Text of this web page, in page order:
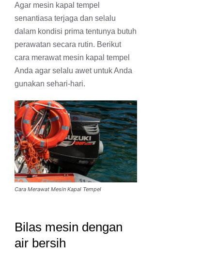
Agar mesin kapal tempel
senantiasa terjaga dan selalu
dalam kondisi prima tentunya butuh
perawatan secara rutin. Berikut
cara merawat mesin kapal tempel
Anda agar selalu awet untuk Anda
gunakan sehari-hari.
Cara Merawat Mesin Kapal Tempel
Bilas mesin dengan
air bersih